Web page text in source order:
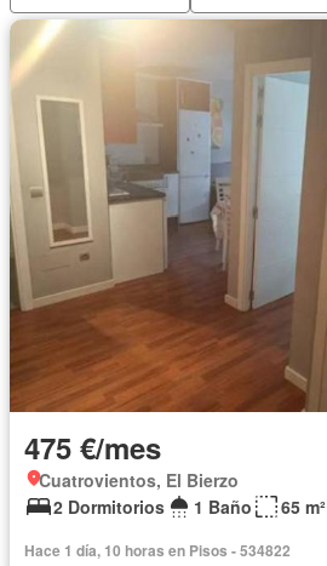
475 €/mes
Cuatrovientos, El Bierzo
2 Dormitorios
1 Baño 65 m²
Hace 1 día, 10 horas en Pisos - 534822